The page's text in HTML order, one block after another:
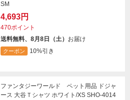
SM
4,693円
470ポイント
送料無料、8月8日（土） お届け
クーポン 10%引き
ファンタジーワールド ペット用品 ドジャ
ース 大谷Ｔシャツ ホワイト/XS SHO-4014